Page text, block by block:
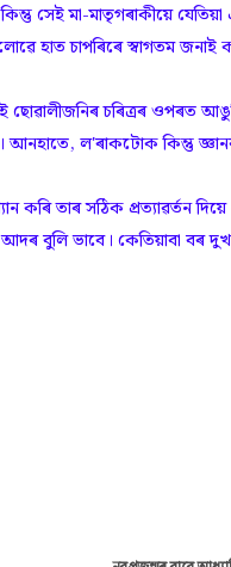
সেই মা-মাতৃগৰাকীয়ে যেতিয়া
হাত চাপৰিৰে স্বাগতম জনাই
চৰিত্ৰৰ ওপৰত
ল'ৰাকটোক কিন্তু
তাৰ সঠিক প্ৰত্যাৱৰ্তন
বুলি ভাবে। কেতিয়াবা বৰ